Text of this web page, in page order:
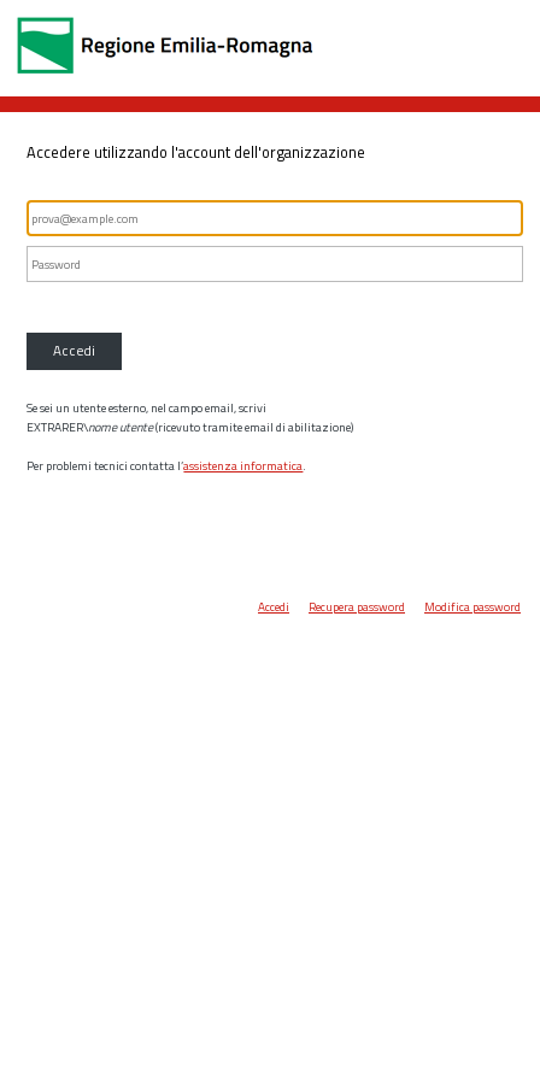
Accedere utilizzando l'account dell'organizzazione
Accedi
Se sei un utente esterno, nel campo email, scrivi
EXTRARER\nome utente(ricevuto tramite email di abilitazione)
Per problemi tecnici contatta l’assistenza informatica.
Accedi Recupera password Modifica password